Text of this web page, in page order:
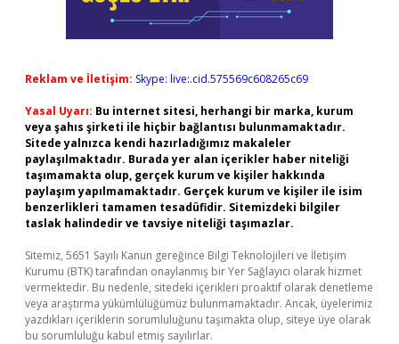
Reklam ve İletişim: Skype: live:.cid.575569c608265c69
Yasal Uyarı: Bu internet sitesi, herhangi bir marka, kurum
veya şahıs şirketi ile hiçbir bağlantısı bulunmamaktadır.
Sitede yalnızca kendi hazırladığımız makaleler
paylaşılmaktadır. Burada yer alan içerikler haber niteliği
taşımamakta olup, gerçek kurum ve kişiler hakkında
paylaşım yapılmamaktadır. Gerçek kurum ve kişiler ile isim
benzerlikleri tamamen tesadüfidir. Sitemizdeki bilgiler
taslak halindedir ve tavsiye niteliği taşımazlar.
Sitemiz, 5651 Sayılı Kanun gereğince Bilgi Teknolojileri ve İletişim
Kurumu (BTK) tarafından onaylanmış bir Yer Sağlayıcı olarak hizmet
vermektedir. Bu nedenle, sitedeki içerikleri proaktif olarak denetleme
veya araştırma yükümlülüğümüz bulunmamaktadır. Ancak, üyelerimiz
yazdıkları içeriklerin sorumluluğunu taşımakta olup, siteye üye olarak
bu sorumluluğu kabul etmiş sayılırlar.